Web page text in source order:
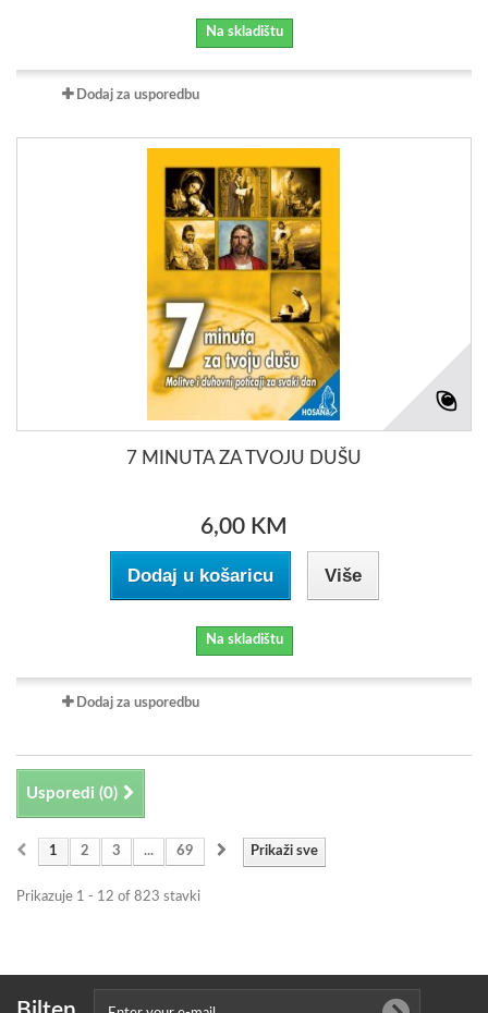
Na skladištu
Dodaj za usporedbu
7 MINUTA ZA TVOJU DUŠU
6,00 KM
Dodaj u košaricu Više
Na skladištu
Dodaj za usporedbu
Usporedi (0)
Prikaži sve
1 2 3 ... 69
Prikazuje 1 - 12 of 823 stavki